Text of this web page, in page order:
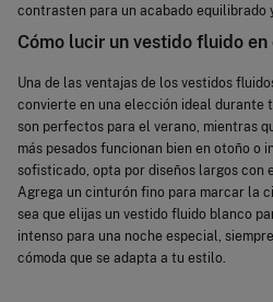
contrasten para un acabado equilibrado
Cómo lucir un vestido fluido
Una de las ventajas de los vestidos
convierte en una elección ideal durante
son perfectos para el verano, mientras
más pesados funcionan bien en otoño o
sofisticado, opta por diseños largos con
Agrega un cinturón fino para marcar la
sea que elijas un vestido fluido blanco
intenso para una noche especial,
cómoda que se adapta a tu estilo.